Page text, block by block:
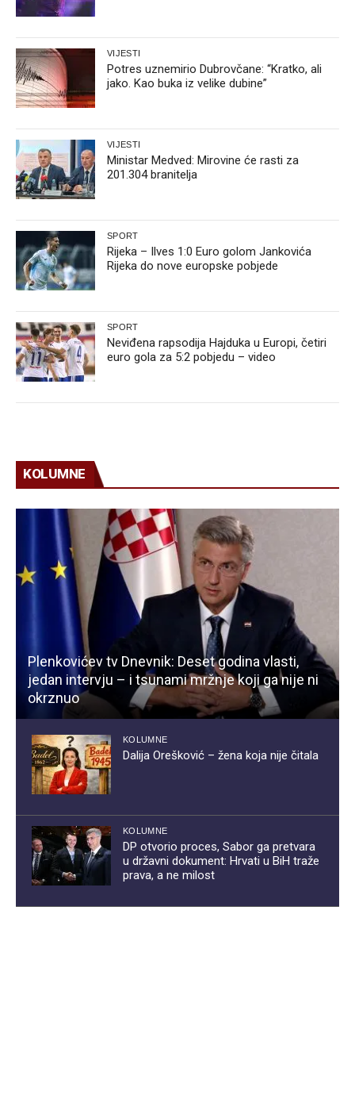
VIJESTI
Potres uznemirio Dubrovčane: “Kratko, ali
jako. Kao buka iz velike dubine”
VIJESTI
Ministar Medved: Mirovine će rasti za
201.304 branitelja
SPORT
Rijeka – Ilves 1:0 Euro golom Jankovića
Rijeka do nove europske pobjede
SPORT
Neviđena rapsodija Hajduka u Europi, četiri
euro gola za 5:2 pobjedu – video
KOLUMNE
Plenkovićev tv Dnevnik: Deset godina vlasti,
jedan intervju – i tsunami mržnje koji ga nije ni
okrznuo
KOLUMNE
Dalija Orešković – žena koja nije čitala
KOLUMNE
DP otvorio proces, Sabor ga pretvara
u državni dokument: Hrvati u BiH traže
prava, a ne milost